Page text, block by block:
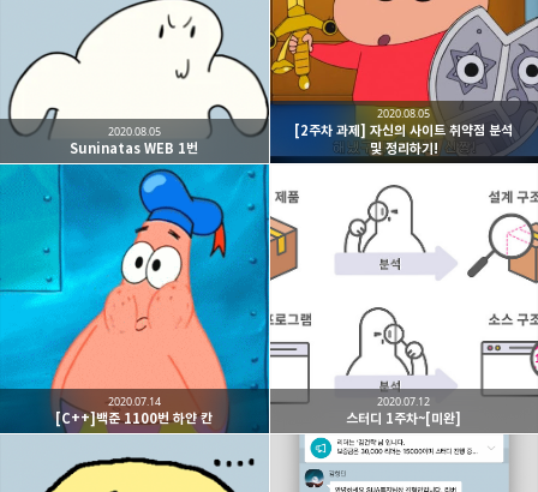
Suninatas WEB 1번
2020.08.05
[2주차 과제] 자신의 사이트 취약점 분석
및 정리하기!
2020.08.05
[C++]백준 1100번 하얀 칸
2020.07.14
스터디 1주차~[미완]
2020.07.12